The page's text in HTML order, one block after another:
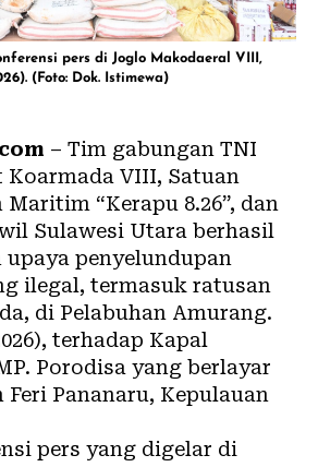
pers di Joglo Makodaeral VIII,
(Foto: Dok. Istimewa)
– Tim gabungan TNI
VIII, Satuan
“Kerapu 8.26”, dan
Sulawesi Utara berhasil
penyelundupan
ilegal, termasuk ratusan
di Pelabuhan Amurang.
terhadap Kapal
Porodisa yang berlayar
Feri Pananaru, Kepulauan
pers yang digelar di